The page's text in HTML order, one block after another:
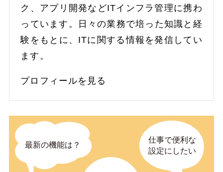
ク、アプリ開発などITインフラ管理に携わ
っています。日々の業務で培った知識と経
験をもとに、ITに関する情報を発信してい
ます。
プロフィールを見る